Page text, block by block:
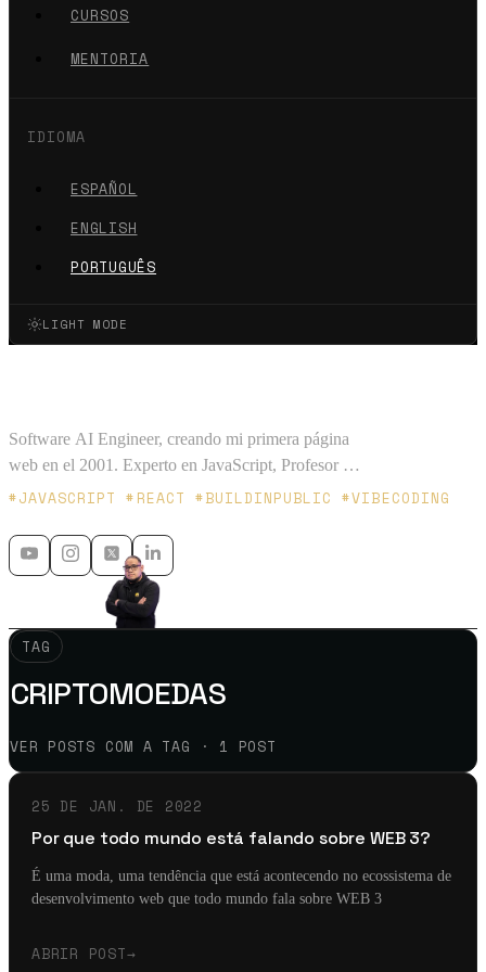
CURSOS
MENTORIA
IDIOMA
ESPAÑOL
ENGLISH
PORTUGUÊS
LIGHT MODE
Software AI Engineer, creando mi primera página
web en el 2001. Experto en JavaScript, Profesor en
Platzi y Microsoft MVP - 🇲🇽 🇨🇴
#JAVASCRIPT #REACT #BUILDINPUBLIC #VIBECODING
TAG
CRIPTOMOEDAS
VER POSTS COM A TAG · 1 POST
25 DE JAN. DE 2022
Por que todo mundo está falando sobre WEB 3?
É uma moda, uma tendência que está acontecendo no ecossistema de
desenvolvimento web que todo mundo fala sobre WEB 3
ABRIR POST→